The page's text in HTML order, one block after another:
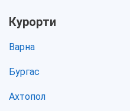
Курорти
Варна
Бургас
Ахтопол